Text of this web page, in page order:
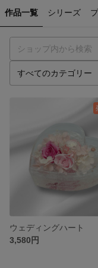
作品一覧 シリーズ
ウェディングハート
3,580円